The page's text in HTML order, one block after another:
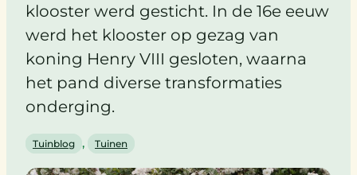
klooster werd gesticht. In de 16e eeuw
werd het klooster op gezag van
koning Henry VIII gesloten, waarna
het pand diverse transformaties
onderging.
Tuinblog , Tuinen